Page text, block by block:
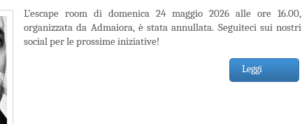
L’escape room di domenica 24 maggio 2026 alle ore 16.00,
organizzata da Admaiora, è stata annullata. Seguiteci sui nostri
social per le prossime iniziative!
Leggi